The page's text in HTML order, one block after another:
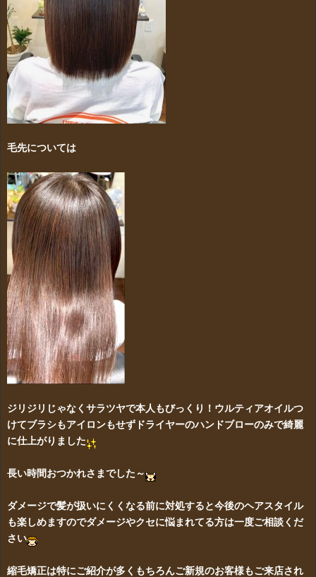
毛先については
ジリジリじゃなくサラツヤで本人もびっくり！ウルティアオイルつ
けてブラシもアイロンもせずドライヤーのハンドブローのみで綺麗
に仕上がりました
長い時間おつかれさまでした～
ダメージで髪が扱いにくくなる前に対処すると今後のヘアスタイル
も楽しめますのでダメージやクセに悩まれてる方は一度ご相談くだ
さい
縮毛矯正は特にご紹介が多くもちろんご新規のお客様もご来店され